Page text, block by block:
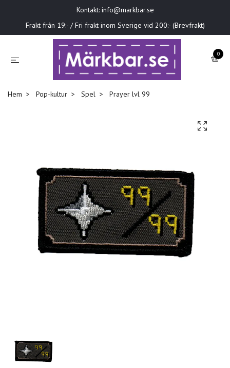
Kontakt: info@markbar.se
Frakt från 19:- / Fri frakt inom Sverige vid 200:- (Brevfrakt)
0
Hem Pop-kultur Spel Prayer lvl 99